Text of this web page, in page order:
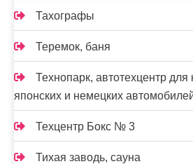
Тахографы
Теремок, баня
Технопарк, автотехцентр для
японских и немецких
Техцентр Бокс № 3
Тихая заводь, сауна